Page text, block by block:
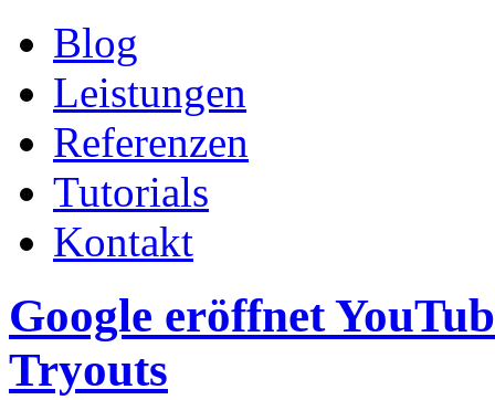
Blog
Leistungen
Referenzen
Tutorials
Kontakt
Google eröffnet
Tryouts